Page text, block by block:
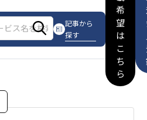
記事から
探す
希
望
は
こ
ち
ら